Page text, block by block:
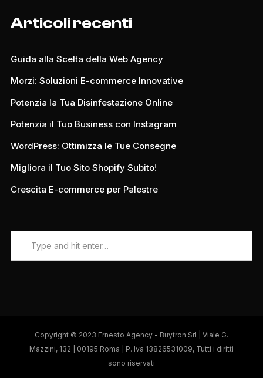
Articoli recenti
Guida alla Scelta della Web Agency
Morzi: Soluzioni E-commerce Innovative
Potenzia la Tua Disinfestazione Online
Potenzia il Tuo Business con Instagram
WordPress: Ottimizza le Tue Consegne
Migliora il Tuo Sito Shopify Subito!
Crescita E-commerce per Palestre
Copyright © 2023 Ernesto Agency - Buytron Srl | Viale G.
Mazzini, 132 | 00195 Roma | P. Iva 13826531009, Tutti i diritti
sono riservati